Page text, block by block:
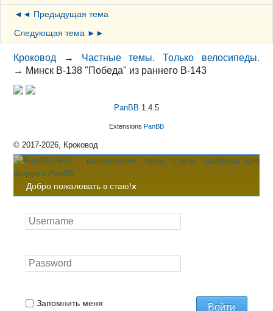
◄◄ Предыдущая тема
Следующая тема ►►
Кроковод → Частные темы. Только велосипеды.
→ Минск В-138 "Победа" из раннего В-143
PanBB 1.4.5
Extensions PanBB
© 2017-2026, Кроковод
Добро пожаловать в стаю!x
Запомнить меня